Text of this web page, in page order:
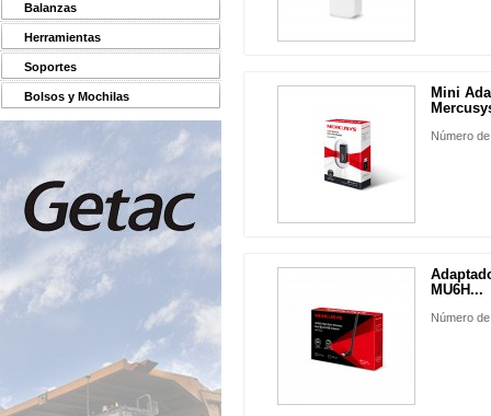
Balanzas
Herramientas
Soportes
Bolsos y Mochilas
Mini
Número
MU6H...
Número